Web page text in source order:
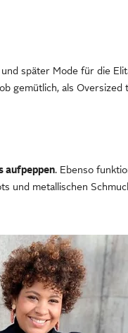
später Mode für die
gemütlich, als Oversized
aufpeppen. Ebenso
und metallischen